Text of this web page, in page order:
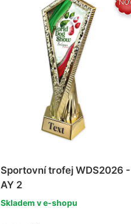
Sportovní trofej WDS2026 -
AY 2
Skladem v e-shopu